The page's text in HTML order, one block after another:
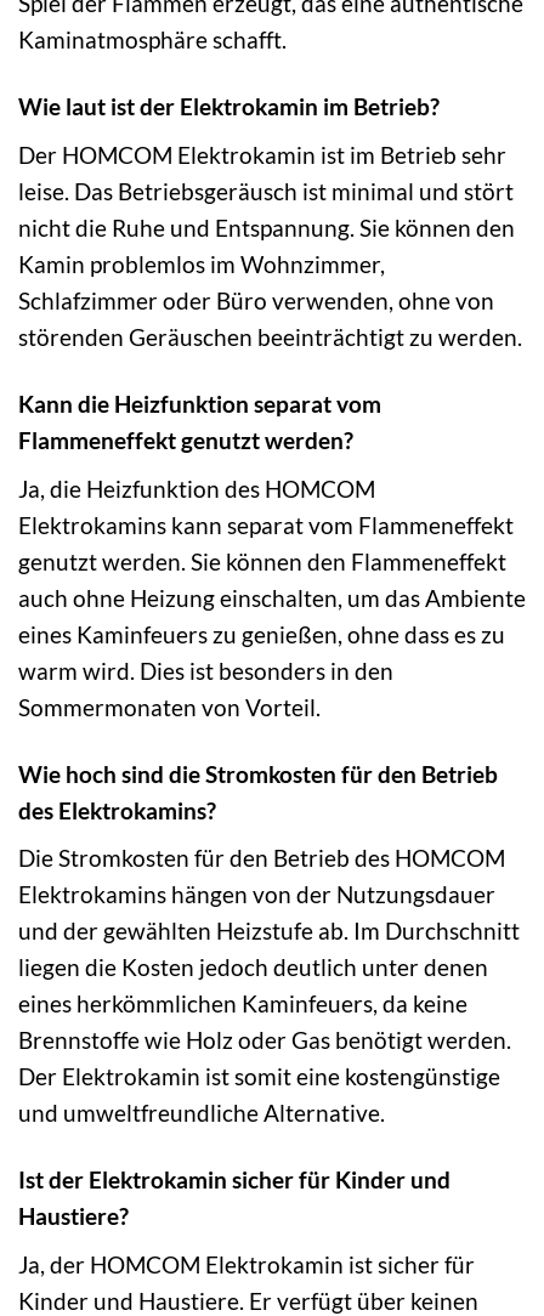
Kaminatmosphäre schafft.
Wie laut ist der Elektrokamin im Betrieb?
Der HOMCOM Elektrokamin ist im Betrieb sehr
leise. Das Betriebsgeräusch ist minimal und stört
nicht die Ruhe und Entspannung. Sie können den
Kamin problemlos im Wohnzimmer,
Schlafzimmer oder Büro verwenden, ohne von
störenden Geräuschen beeinträchtigt zu werden.
Kann die Heizfunktion separat vom
Flammeneffekt genutzt werden?
Ja, die Heizfunktion des HOMCOM
Elektrokamins kann separat vom Flammeneffekt
genutzt werden. Sie können den Flammeneffekt
auch ohne Heizung einschalten, um das Ambiente
eines Kaminfeuers zu genießen, ohne dass es zu
warm wird. Dies ist besonders in den
Sommermonaten von Vorteil.
Wie hoch sind die Stromkosten für den Betrieb
des Elektrokamins?
Die Stromkosten für den Betrieb des HOMCOM
Elektrokamins hängen von der Nutzungsdauer
und der gewählten Heizstufe ab. Im Durchschnitt
liegen die Kosten jedoch deutlich unter denen
eines herkömmlichen Kaminfeuers, da keine
Brennstoffe wie Holz oder Gas benötigt werden.
Der Elektrokamin ist somit eine kostengünstige
und umweltfreundliche Alternative.
Ist der Elektrokamin sicher für Kinder und
Haustiere?
Ja, der HOMCOM Elektrokamin ist sicher für
Kinder und Haustiere. Er verfügt über keinen